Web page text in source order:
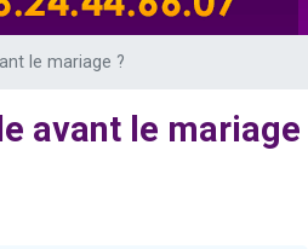
le mariage ?
avant le mariage